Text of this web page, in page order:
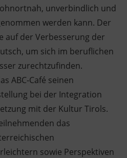
unverbindlich und
werden kann. Der
auf der Verbesserung der
um sich im beruflichen
zurechtzufinden.
ABC-Café seinen
bei der Integration
mit der Kultur Tirols.
das
sowie Perspektiven